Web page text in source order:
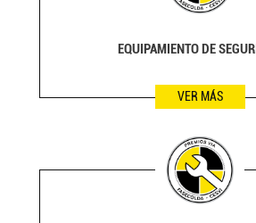
EQUIPAMIENTO DE
VER MÁS